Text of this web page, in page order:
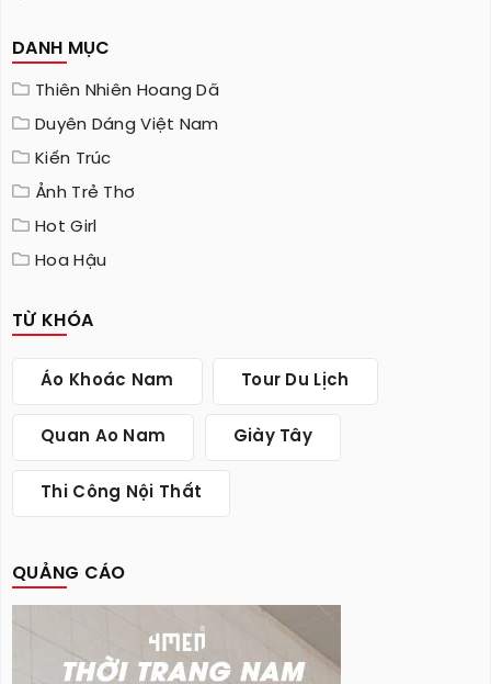
DANH MỤC
Thiên Nhiên Hoang Dã
Duyên Dáng Việt Nam
Kiến Trúc
Ảnh Trẻ Thơ
Hot Girl
Hoa Hậu
TỪ KHÓA
Áo Khoác Nam Tour Du Lịch
Quan Ao Nam Giày Tây
Thi Công Nội Thất
QUẢNG CÁO